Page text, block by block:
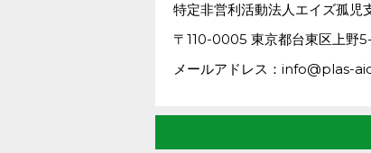
特定非営利活動法人エイズ孤児
〒110-0005 東京都台東区上野
メールアドレス：info@plas-